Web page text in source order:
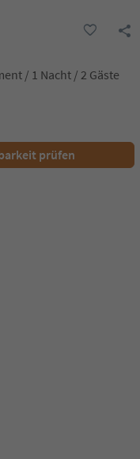
/ 1 Nacht / 2 Gäste
prüfen